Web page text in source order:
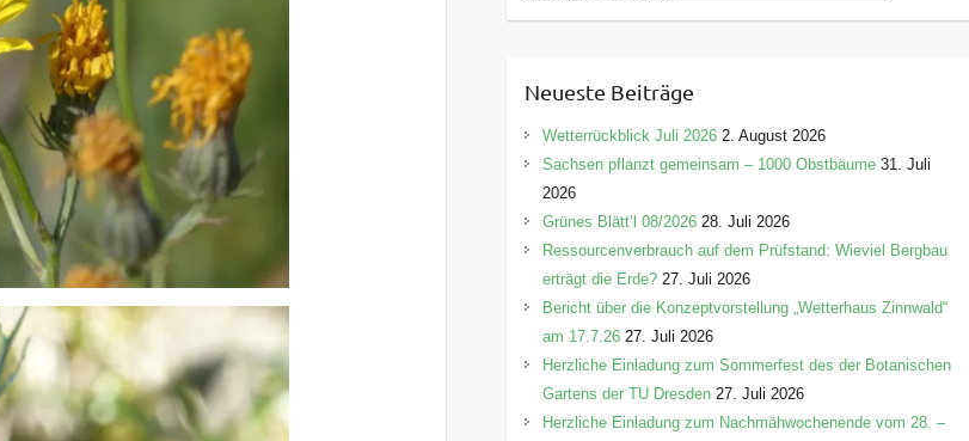
a
g
o
r
e
n
Neueste Beiträge
Wetterrückblick Juli 2026 2. August 2026
Sachsen pflanzt gemeinsam – 1000 Obstbäume 31. Juli
2026
Grünes Blätt’l 08/2026 28. Juli 2026
Ressourcenverbrauch auf dem Prüfstand: Wieviel Bergbau
erträgt die Erde? 27. Juli 2026
Bericht über die Konzeptvorstellung „Wetterhaus Zinnwald“
am 17.7.26 27. Juli 2026
Herzliche Einladung zum Sommerfest des der Botanischen
Gartens der TU Dresden 27. Juli 2026
Herzliche Einladung zum Nachmähwochenende vom 28. –